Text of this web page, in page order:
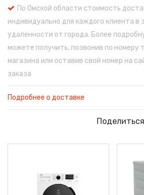
По Омской области стоимость
индивидуально для каждого клиента в
удаленности от города. Более
можете получить, позвонив по номеру
магазина или оставив свой номер на
заказа
Подробнее о доставке